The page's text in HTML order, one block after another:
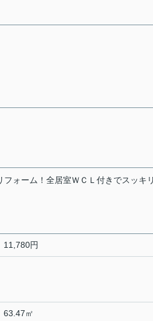
フォーム！全居室ＷＣＬ付きでスッキ
11,780円
63.47㎡